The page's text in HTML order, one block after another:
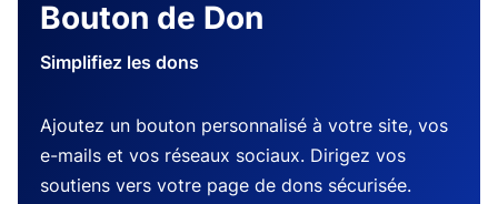
Bouton de Don
Simplifiez les dons
Ajoutez un bouton personnalisé à votre site, vos
e-mails et vos réseaux sociaux. Dirigez vos
soutiens vers votre page de dons sécurisée.